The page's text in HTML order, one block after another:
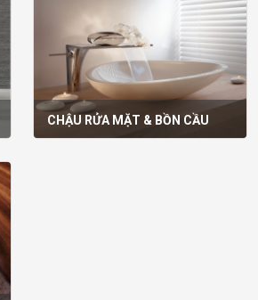
CHẬU RỬA MẶT & BỒN CẦU